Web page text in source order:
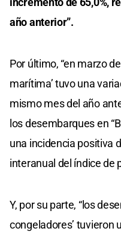
año anterior”.
Por último, “en marzo
marítima’ tuvo una
mismo mes del año
los desembarques en
una incidencia positiva
interanual del índice de
Y, por su parte, “los
congeladores’ tuvieron